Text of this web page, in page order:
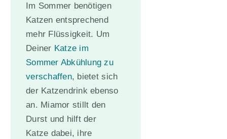
Im Sommer benötigen
Katzen entsprechend
mehr Flüssigkeit. Um
Deiner Katze im
Sommer Abkühlung zu
verschaffen, bietet sich
der Katzendrink ebenso
an. Miamor stillt den
Durst und hilft der
Katze dabei, ihre